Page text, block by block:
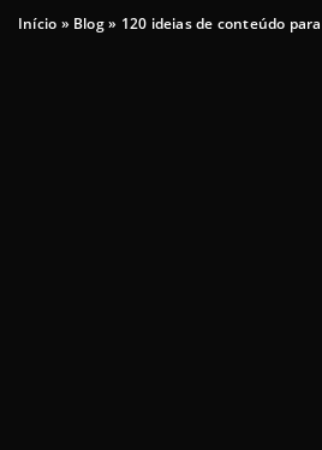
Início » Blog» 120 ideias de conteúdo